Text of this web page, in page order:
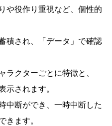
や役作り重視など、個性的
積され、「データ」で確認
ラクターごとに特徴と、
示されます。
中断ができ、一時中断した
きます。